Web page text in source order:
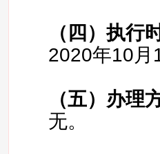
（四）执行
2020年10月
（五） 办理
无。